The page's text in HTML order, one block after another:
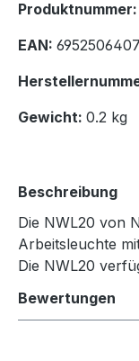
Produktnummer:
EAN:
Gewicht: 0.2 kg
Beschreibung
Die NWL20 von
Arbeitsleuchte
Die NWL20
Bewertungen